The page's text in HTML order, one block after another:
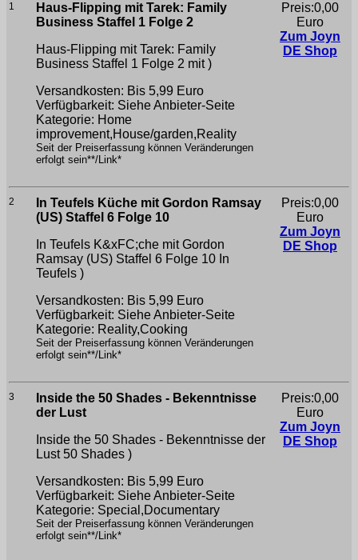
1
Haus-Flipping mit Tarek: Family
Business Staffel 1 Folge 2
Haus-Flipping mit Tarek: Family
Business Staffel 1 Folge 2 mit )
Versandkosten: Bis 5,99 Euro
Verfügbarkeit: Siehe Anbieter-Seite
Kategorie: Home
improvement,House/garden,Reality
Seit der Preiserfassung können Veränderungen
erfolgt sein**/Link*
Preis:0,00
Euro
Zum Joyn
DE Shop
2
In Teufels Küche mit Gordon Ramsay
(US) Staffel 6 Folge 10
In Teufels K&xFC;che mit Gordon
Ramsay (US) Staffel 6 Folge 10 In
Teufels )
Versandkosten: Bis 5,99 Euro
Verfügbarkeit: Siehe Anbieter-Seite
Kategorie: Reality,Cooking
Seit der Preiserfassung können Veränderungen
erfolgt sein**/Link*
Preis:0,00
Euro
Zum Joyn
DE Shop
3
Inside the 50 Shades - Bekenntnisse
der Lust
Inside the 50 Shades - Bekenntnisse der
Lust 50 Shades )
Versandkosten: Bis 5,99 Euro
Verfügbarkeit: Siehe Anbieter-Seite
Kategorie: Special,Documentary
Seit der Preiserfassung können Veränderungen
erfolgt sein**/Link*
Preis:0,00
Euro
Zum Joyn
DE Shop